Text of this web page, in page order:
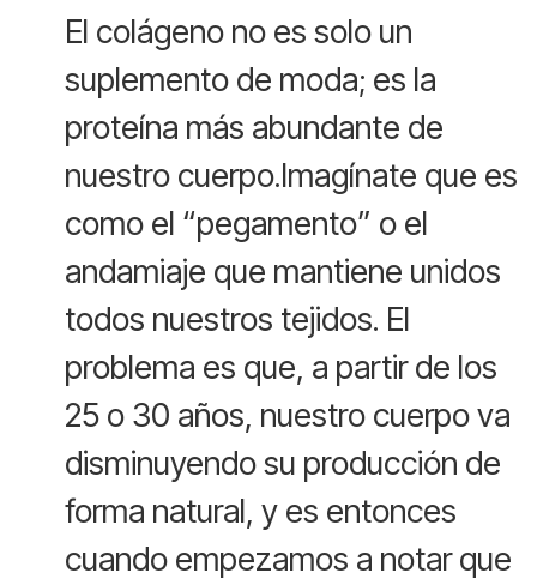
El colágeno no es solo un
suplemento de moda; es la
proteína más abundante de
nuestro cuerpo.Imagínate que es
como el “pegamento” o el
andamiaje que mantiene unidos
todos nuestros tejidos. El
problema es que, a partir de los
25 o 30 años, nuestro cuerpo va
disminuyendo su producción de
forma natural, y es entonces
cuando empezamos a notar que